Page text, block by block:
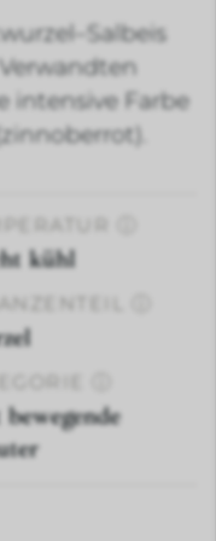
intensive Farbe
kühl